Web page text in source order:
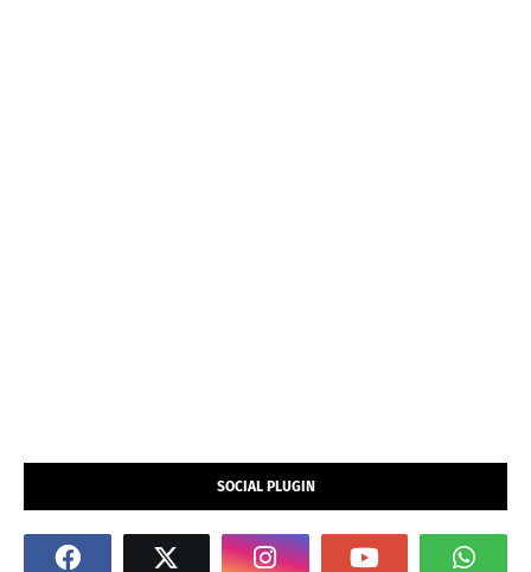
SOCIAL PLUGIN